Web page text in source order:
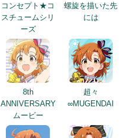
コンセプト★コ
スチュームシリ
ーズ
螺旋を描いた先
には
8th
ANNIVERSARY
ムービー
超々
∞MUGENDAI